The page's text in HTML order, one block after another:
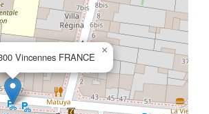
Vincennes FRANCE
×